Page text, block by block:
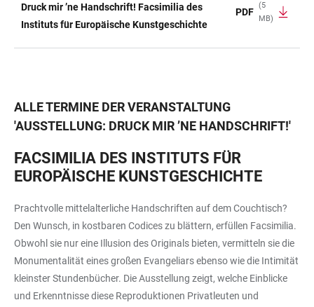
TABELLE
Druck mir ’ne Handschrift! Facsimilia des
Instituts für Europäische Kunstgeschichte
PDF
(5
MB)
ALLE TERMINE DER VERANSTALTUNG
'AUSSTELLUNG: DRUCK MIR ’NE HANDSCHRIFT!'
FACSIMILIA DES INSTITUTS FÜR
EUROPÄISCHE KUNSTGESCHICHTE
Prachtvolle mittelalterliche Handschriften auf dem Couchtisch?
Den Wunsch, in kostbaren Codices zu blättern, erfüllen Facsimilia.
Obwohl sie nur eine Illusion des Originals bieten, vermitteln sie die
Monumentalität eines großen Evangeliars ebenso wie die Intimität
kleinster Stundenbücher. Die Ausstellung zeigt, welche Einblicke
und Erkenntnisse diese Reproduktionen Privatleuten und